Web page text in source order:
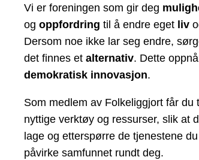
Vi er foreningen som gir deg
og oppfordring til å endre eget liv
Dersom noe ikke lar seg endre,
det finnes et alternativ. Dette
demokratisk innovasjon.
Som medlem av Folkeliggjort får du
nyttige verktøy og ressurser, slik at
lage og etterspørre de tjenestene
påvirke samfunnet rundt deg.